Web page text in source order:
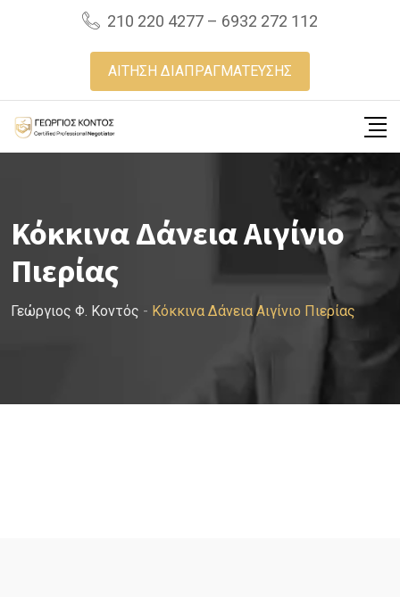
210 220 4277 – 6932 272 112
ΑΙΤΗΣΗ ΔΙΑΠΡΑΓΜΑΤΕΥΣΗΣ
Κόκκινα Δάνεια Αιγίνιο
Πιερίας
Γεώργιος Φ. Κοντός - Κόκκινα Δάνεια Αιγίνιο Πιερίας